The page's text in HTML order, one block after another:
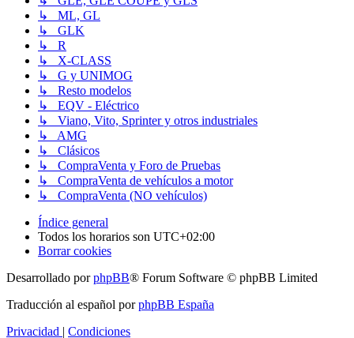
↳ ML, GL
↳ GLK
↳ R
↳ X-CLASS
↳ G y UNIMOG
↳ Resto modelos
↳ EQV - Eléctrico
↳ Viano, Vito, Sprinter y otros industriales
↳ AMG
↳ Clásicos
↳ CompraVenta y Foro de Pruebas
↳ CompraVenta de vehículos a motor
↳ CompraVenta (NO vehículos)
Índice general
Todos los horarios son UTC+02:00
Borrar cookies
Desarrollado porphpBB® Forum Software © phpBB Limited
Traducción al español porphpBB España
Privacidad | Condiciones